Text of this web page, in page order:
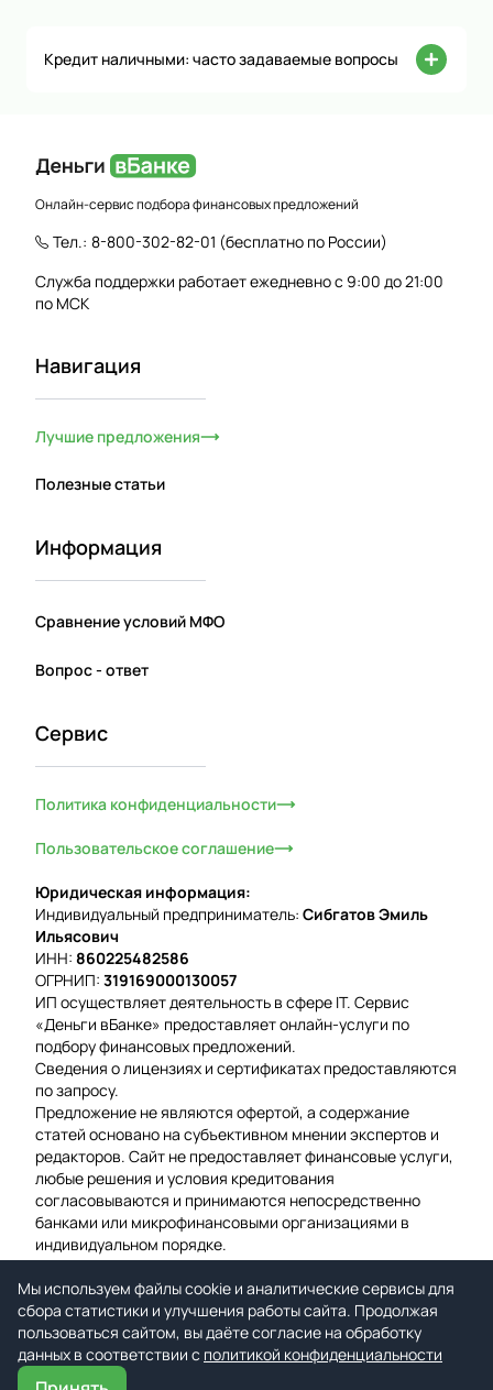
Мы используем файлы cookie и аналитические сервисы для
сбора статистики и улучшения работы сайта. Продолжая
пользоваться сайтом, вы даёте согласие на обработку
данных в соответствии с политикой конфиденциальности
Кредит наличными: часто задаваемые вопросы
Онлайн-сервис подбора финансовых предложений
Тел.: 8-800-302-82-01 (бесплатно по России)
Служба поддержки работает ежедневно с 9:00 до 21:00
по МСК
Навигация
Лучшие предложения
Полезные статьи
Информация
Сравнение условий МФО
Вопрос - ответ
Сервис
Политика конфиденциальности
Пользовательское соглашение
Юридическая информация:
Индивидуальный предприниматель: Сибгатов Эмиль
Ильясович
ИНН: 860225482586
ОГРНИП: 319169000130057
ИП осуществляет деятельность в сфере IT. Сервис
«Деньги вБанке» предоставляет онлайн-услуги по
подбору финансовых предложений.
Сведения о лицензиях и сертификатах предоставляются
по запросу.
Предложение не являются офертой, а содержание
статей основано на субъективном мнении экспертов и
редакторов. Сайт не предоставляет финансовые услуги,
любые решения и условия кредитования
согласовываются и принимаются непосредственно
банками или микрофинансовыми организациями в
индивидуальном порядке.
Вероятность одобрения рассчитывается на основе
среднего значения подтвержденных заявок за
предыдущую неделю.
Мы используем файлы cookie для гарантии удобства и
улучшения работы сайта.